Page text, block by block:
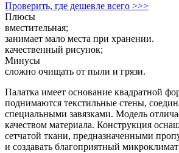
Проверить, где дешевле всего >>>
Плюсы
вместительная;
занимает мало места при хранении.
качественный рисунок;
Минусы
сложно очищать от пыли и грязи.
Палатка имеет основание квадратной
поднимаются текстильные стены,
специальными завязками. Модель
качеством материала. Конструкция
сетчатой ткани, предназначенными
и создавать благоприятный